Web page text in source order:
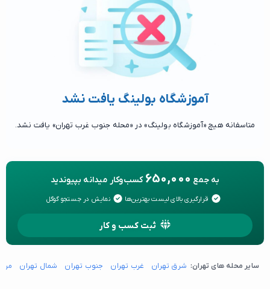
آموزشگاه بولینگ یافت نشد
متاسفانه هیچ «آموزشگاه بولینگ» در «محله جنوب غرب تهران» یافت نشد.
به جمع 650,000 کسب‌وکار میدانه بپیوندید
قرارگیری بالای لیست بهترین‌ها نمایش در جستجو گوگل
ثبت کسب و کار
سایر محله های تهران: شرق تهران غرب تهران جنوب تهران شمال تهران